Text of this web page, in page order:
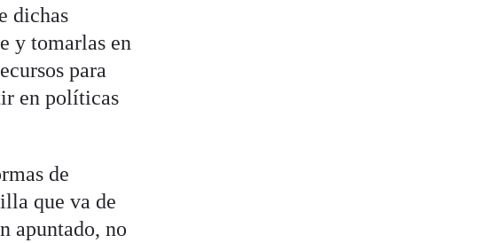
dichas
y tomarlas en
para
en políticas
de
que va de
apuntado, no